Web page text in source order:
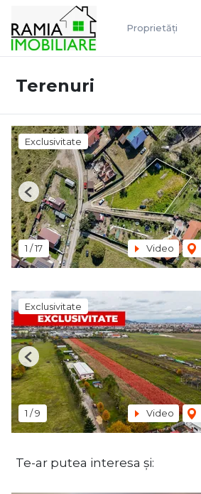
Proprietăți
Terenuri
Exclusivitate
1 /17 Video
Previous
Exclusivitate
1 /9 Video
Previous
Te-ar putea interesa și: